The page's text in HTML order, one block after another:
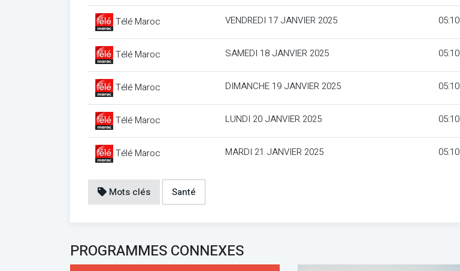
Télé Maroc VENDREDI 17 JANVIER 2025 05:10
Télé Maroc SAMEDI 18 JANVIER 2025 05:10
Télé Maroc DIMANCHE 19 JANVIER 2025 05:10
Télé Maroc LUNDI 20 JANVIER 2025 05:10
Télé Maroc MARDI 21 JANVIER 2025 05:10
Mots clés Santé
PROGRAMMES CONNEXES